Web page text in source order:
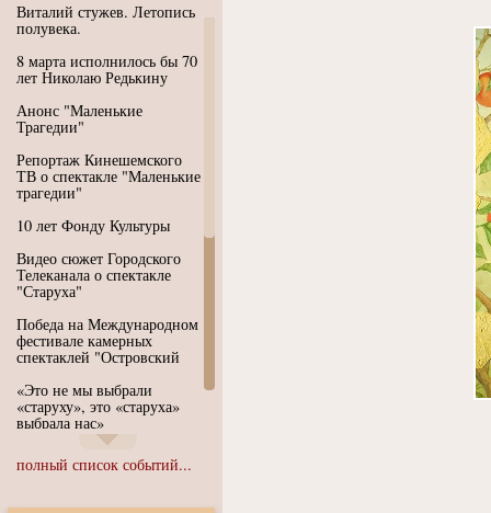
Виталий стужев. Летопись
полувека.
8 марта исполнилось бы 70
лет Николаю Редькину
Анонс "Маленькие
Трагедии"
Репортаж Кинешемского
ТВ о спектакле "Маленькие
трагедии"
10 лет Фонду Культуры
Видео сюжет Городского
Телеканала о спектакле
"Старуха"
Победа на Международном
фестивале камерных
спектаклей "Островский
«Это не мы выбрали
«старуху», это «старуха»
выбрала нас»
Иммерсивный спектакль
"Язык чистого полета
полный список событий...